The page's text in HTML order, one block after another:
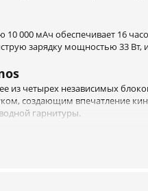
000 мАч обеспечивает 16
зарядку мощностью 33 Вт,
из четырех независимых
создающим впечатление
гарнитуры.